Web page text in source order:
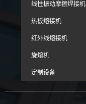
线性振动摩擦焊接机
热板熔接机
红外线熔接机
旋熔机
定制设备